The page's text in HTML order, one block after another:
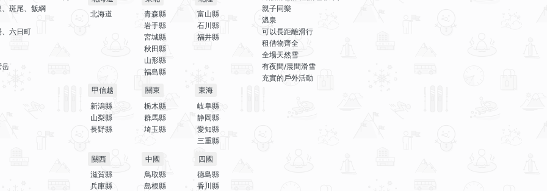
斑尾、飯綱
六日町
岳
北海道
青森縣
岩手縣
宮城縣
秋田縣
山形縣
福島縣
富山縣
石川縣
福井縣
甲信越
新潟縣
山梨縣
長野縣
關東
栃木縣
群馬縣
埼玉縣
東海
岐阜縣
静岡縣
愛知縣
三重縣
關西
滋賀縣
兵庫縣
中國
鳥取縣
島根縣
四國
德島縣
香川縣
親子同樂
溫泉
可以長距離滑行
租借物齊全
全場天然雪
有夜間/晨間滑雪
充實的戶外活動